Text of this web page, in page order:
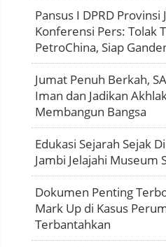
Pansus I DPRD Provinsi
Konferensi Pers: Tolak
PetroChina, Siap
Jumat Penuh Berkah,
Iman dan Jadikan
Membangun Bangsa
Edukasi Sejarah Sejak
Jambi Jelajahi Museum
Dokumen Penting
Mark Up di Kasus
Terbantahkan